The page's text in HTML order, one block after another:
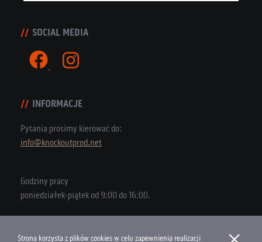
SOCIAL MEDIA
INFORMACJE
Pytania prosimy kierować do:
info@knockoutprod.net
Godziny pracy
poniedziałek-piątek od 9:00 do 16:00.
Strona korzysta z plików cookies w celu zapewnienia realizacji